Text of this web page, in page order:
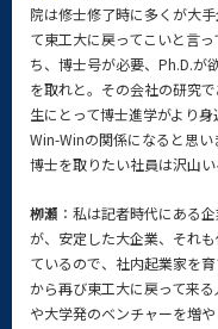
院は修士修了時に多くが大
て東工大に戻ってこいと言
ち、博士号が必要、Ph.D.が
を取れと。その会社の研究
生にとって博士進学がより
Win-Winの関係になると思
博士を取りたい社員は沢山い
栁瀬 ：私は記者時代にある
が、安定した大企業、それ
ているので、社内起業家を
から再び東工大に戻って来
や大学発のベンチャーを増